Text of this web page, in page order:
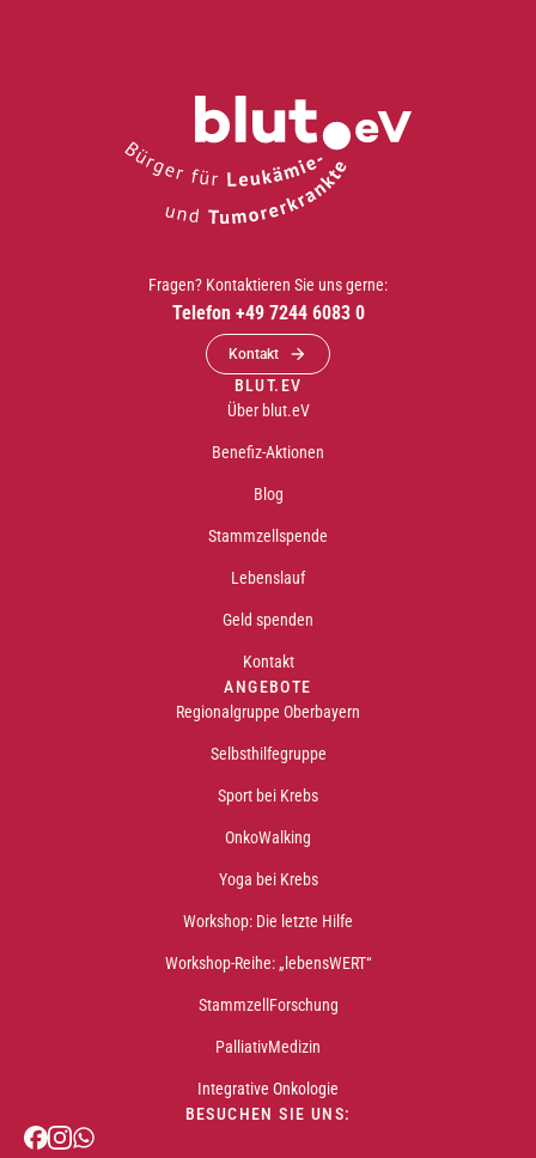
Fragen? Kontaktieren Sie uns gerne:
Telefon +49 7244 6083 0
Kontakt
BLUT.EV
Über blut.eV
Benefiz-Aktionen
Blog
Stammzellspende
Lebenslauf
Geld spenden
Kontakt
ANGEBOTE
Regionalgruppe Oberbayern
Selbsthilfegruppe
Sport bei Krebs
OnkoWalking
Yoga bei Krebs
Workshop: Die letzte Hilfe
Workshop-Reihe: „lebensWERT“
StammzellForschung
PalliativMedizin
Integrative Onkologie
BESUCHEN SIE UNS: